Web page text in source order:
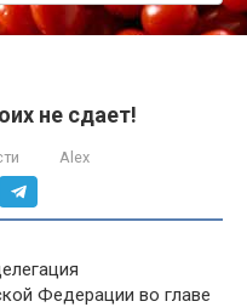
не сдает!
Alex
Федерации во главе